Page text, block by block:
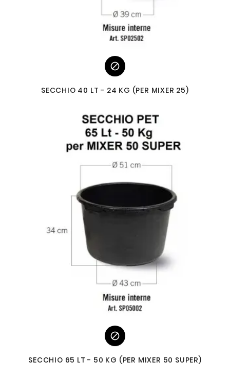

SECCHIO 40 LT - 24 KG (PER MIXER 25)

SECCHIO 65 LT - 50 KG (PER MIXER 50 SUPER)